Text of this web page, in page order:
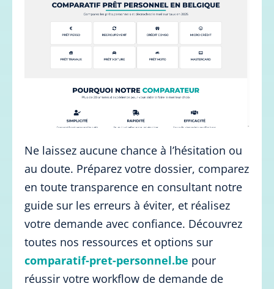
Ne laissez aucune chance à l’hésitation ou
au doute. Préparez votre dossier, comparez
en toute transparence en consultant notre
guide sur les erreurs à éviter, et réalisez
votre demande avec confiance. Découvrez
toutes nos ressources et options sur
comparatif-pret-personnel.be pour
réussir votre workflow de demande de